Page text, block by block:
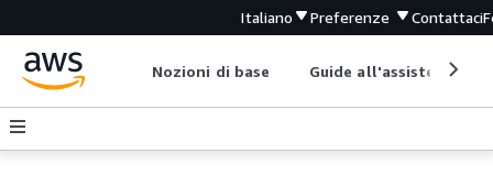
Italiano Preferenze Contattaci
Nozioni di base Guide all'assistenza